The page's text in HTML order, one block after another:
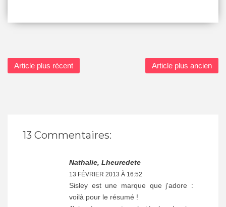
Article plus récent Article plus ancien
13 Commentaires:
Nathalie, Lheuredete
13 FÉVRIER 2013 À 16:52
Sisley est une marque que j'adore :
voilà pour le résumé !